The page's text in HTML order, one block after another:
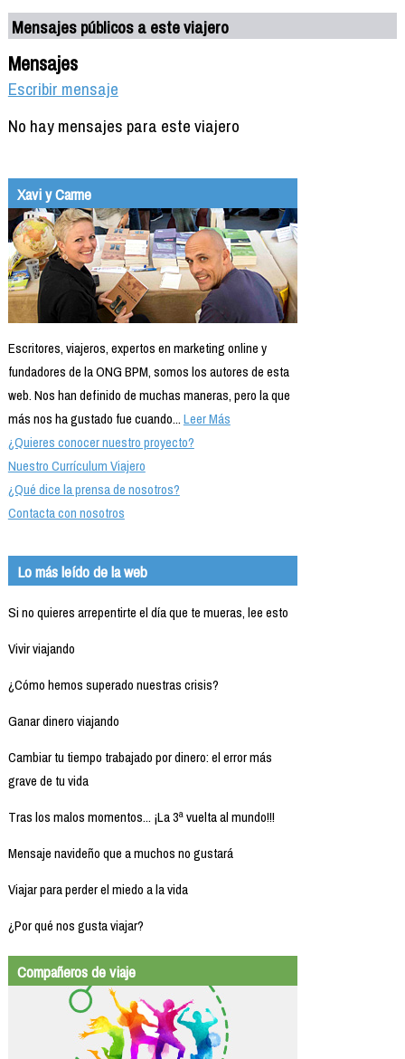
Mensajes públicos a este viajero
Mensajes
Escribir mensaje
No hay mensajes para este viajero
Xavi y Carme
Escritores, viajeros, expertos en marketing online y
fundadores de la ONG BPM, somos los autores de esta
web. Nos han definido de muchas maneras, pero la que
más nos ha gustado fue cuando...Leer Más
¿Quieres conocer nuestro proyecto?
Nuestro Currículum Viajero
¿Qué dice la prensa de nosotros?
Contacta con nosotros
Lo más leído de la web
Si no quieres arrepentirte el día que te mueras, lee esto
Vivir viajando
¿Cómo hemos superado nuestras crisis?
Ganar dinero viajando
Cambiar tu tiempo trabajado por dinero: el error más
grave de tu vida
Tras los malos momentos... ¡La 3ª vuelta al mundo!!!
Mensaje navideño que a muchos no gustará
Viajar para perder el miedo a la vida
¿Por qué nos gusta viajar?
Compañeros de viaje